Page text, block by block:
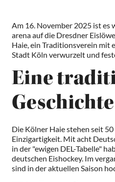
Am 16. November 2025 ist es
arena auf die Dresdner
Haie, ein Traditionsverein mit
Stadt Köln verwurzelt und
Eine
Geschichte
Die Kölner Haie stehen seit
Einzigartigkeit. Mit acht
in der "ewigen DEL-Tabelle"
deutschen Eishockey. Im
sind in der aktuellen Saison